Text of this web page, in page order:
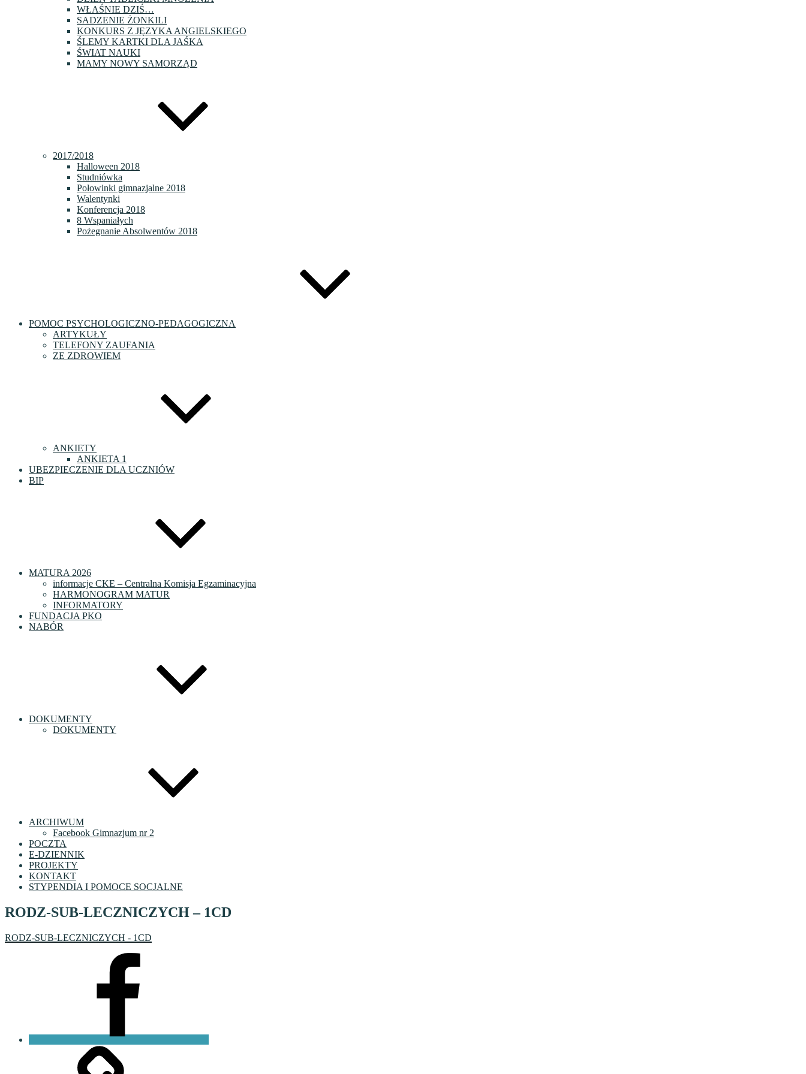
WŁAŚNIE DZIŚ…
SADZENIE ŻONKILI
KONKURS Z JĘZYKA ANGIELSKIEGO
ŚLEMY KARTKI DLA JAŚKA
ŚWIAT NAUKI
MAMY NOWY SAMORZĄD
2017/2018
Halloween 2018
Studniówka
Połowinki gimnazjalne 2018
Walentynki
Konferencja 2018
8 Wspaniałych
Pożegnanie Absolwentów 2018
POMOC PSYCHOLOGICZNO-PEDAGOGICZNA
ARTYKUŁY
TELEFONY ZAUFANIA
ZE ZDROWIEM
ANKIETY
ANKIETA 1
UBEZPIECZENIE DLA UCZNIÓW
BIP
MATURA 2026
informacje CKE – Centralna Komisja Egzaminacyjna
HARMONOGRAM MATUR
INFORMATORY
FUNDACJA PKO
NABÓR
DOKUMENTY
DOKUMENTY
ARCHIWUM
Facebook Gimnazjum nr 2
POCZTA
E-DZIENNIK
PROJEKTY
KONTAKT
STYPENDIA I POMOCE SOCJALNE
RODZ-SUB-LECZNICZYCH – 1CD
RODZ-SUB-LECZNICZYCH - 1CD